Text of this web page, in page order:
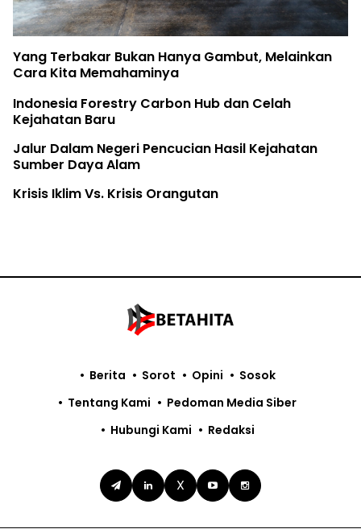
Yang Terbakar Bukan Hanya Gambut, Melainkan
Cara Kita Memahaminya
Indonesia Forestry Carbon Hub dan Celah
Kejahatan Baru
Jalur Dalam Negeri Pencucian Hasil Kejahatan
Sumber Daya Alam
Krisis Iklim Vs. Krisis Orangutan
X
Berita Sorot Opini
Sosok
Tentang Kami
Pedoman Media Siber
Hubungi Kami
Redaksi